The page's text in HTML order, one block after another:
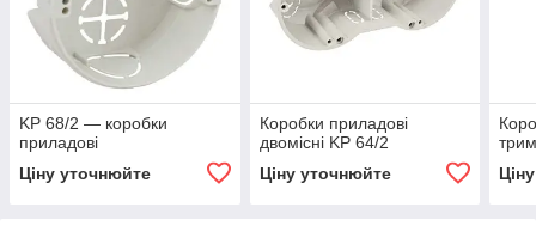
KP 68/2 — коробки
приладові
Ціну уточнюйте
Коробки приладові
двомісні KP 64/2
Ціну уточнюйте